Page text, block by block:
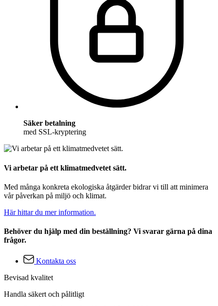
Säker betalning
med SSL-kryptering
Vi arbetar på ett klimatmedvetet sätt.
Med många konkreta ekologiska åtgärder bidrar vi till att minimera
vår påverkan på miljö och klimat.
Här hittar du mer information.
Behöver du hjälp med din beställning? Vi svarar gärna på dina
frågor.
Kontakta oss
Bevisad kvalitet
Handla säkert och pålitligt